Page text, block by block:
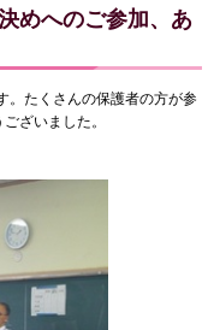
めへのご参加、あ
。たくさんの保護者の方が参
ざいました。